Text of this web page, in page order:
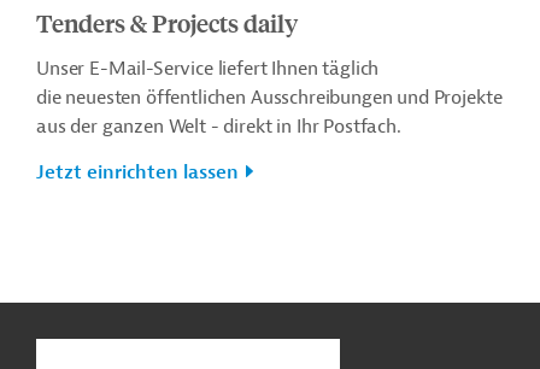
Tenders & Projects daily
Unser E-Mail-Service liefert Ihnen täglich
die neuesten öffentlichen Ausschreibungen und Projekte
aus der ganzen Welt - direkt in Ihr Postfach.
Jetzt einrichten lassen